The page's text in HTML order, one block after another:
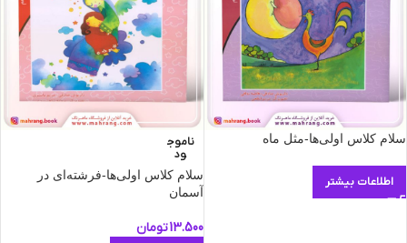
سلام كلاس اولی‌ها-مثل ماه
اطلاعات بیشتر
ناموج
ود
سلام كلاس اولی‌ها-فرشته‌ای در
آسمان
13.500تومان